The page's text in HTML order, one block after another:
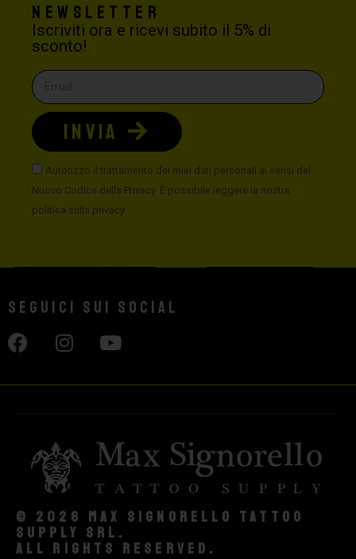
Newsletter
Iscriviti ora e ricevi subito il 5% di
sconto!
Autorizzo il trattamento dei miei dati personali ai sensi del
Nuovo Codice della Privacy. È possibile leggere la nostra
politica sulla privacy
INVIA
Seguici sui social
© 2026 Max Signorello Tattoo
supply srl.
All rights reserved.